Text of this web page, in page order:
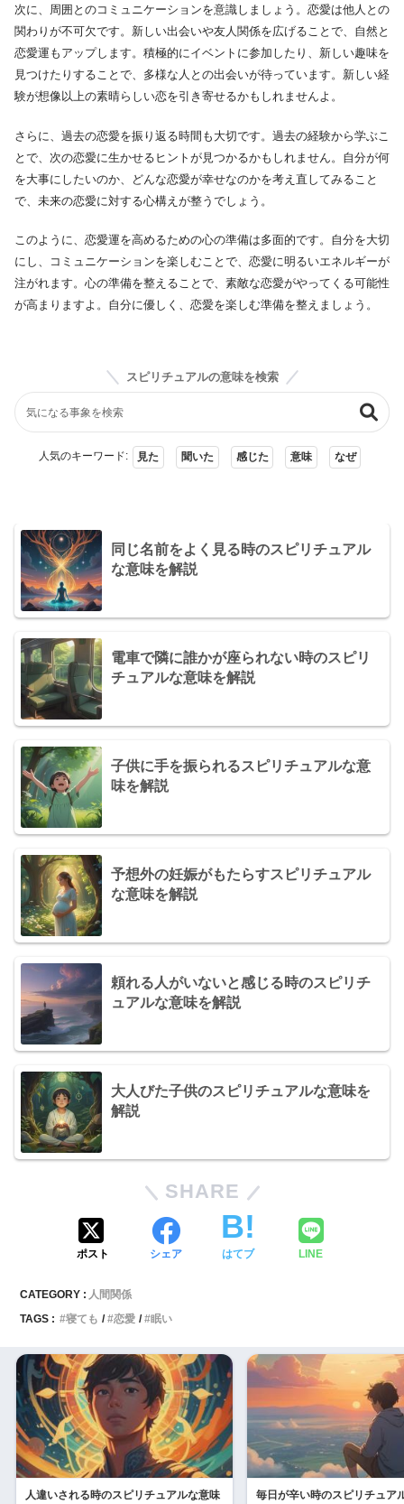
次に、周囲とのコミュニケーションを意識しましょう。恋愛は他人との
関わりが不可欠です。新しい出会いや友人関係を広げることで、自然と
恋愛運もアップします。積極的にイベントに参加したり、新しい趣味を
見つけたりすることで、多様な人との出会いが待っています。新しい経
験が想像以上の素晴らしい恋を引き寄せるかもしれませんよ。
さらに、過去の恋愛を振り返る時間も大切です。過去の経験から学ぶこ
とで、次の恋愛に生かせるヒントが見つかるかもしれません。自分が何
を大事にしたいのか、どんな恋愛が幸せなのかを考え直してみること
で、未来の恋愛に対する心構えが整うでしょう。
このように、恋愛運を高めるための心の準備は多面的です。自分を大切
にし、コミュニケーションを楽しむことで、恋愛に明るいエネルギーが
注がれます。心の準備を整えることで、素敵な恋愛がやってくる可能性
が高まりますよ。自分に優しく、恋愛を楽しむ準備を整えましょう。
スピリチュアルの意味を検索
人気のキーワード: 見た 聞いた 感じた 意味 なぜ
同じ名前をよく見る時のスピリチュアル
な意味を解説
電車で隣に誰かが座られない時のスピリ
チュアルな意味を解説
子供に手を振られるスピリチュアルな意
味を解説
予想外の妊娠がもたらすスピリチュアル
な意味を解説
頼れる人がいないと感じる時のスピリチ
ュアルな意味を解説
大人びた子供のスピリチュアルな意味を
解説
SHARE
ポスト シェア はてブ LINE
CATEGORY : 人間関係
TAGS :
寝ても 恋愛 眠い
人違いされる時のスピリチュアルな意味 毎日が辛い時のスピリチュア